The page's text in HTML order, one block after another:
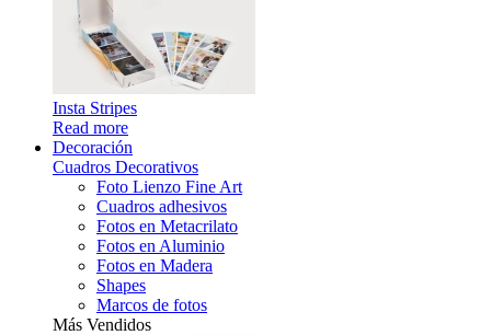
Insta Stripes
Read more
Decoración
Cuadros Decorativos
Foto Lienzo Fine Art
Cuadros adhesivos
Fotos en Metacrilato
Fotos en Aluminio
Fotos en Madera
Shapes
Marcos de fotos
Más Vendidos